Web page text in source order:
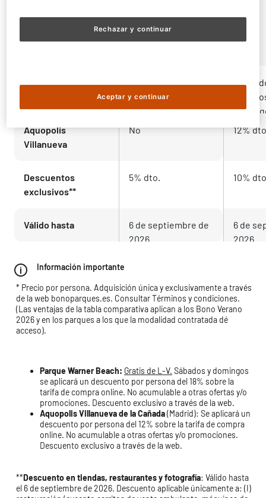
Zoo Aquarium
Atlantis Aquarium
Parque Warner
Aquopolis
Villanueva
Descuentos
exclusivos**
Válido hasta
No
No
5% dto.
6 de septiembre de
2026
12%
10%
6 de
2026
Información importante
* Precio por persona. Adquisición única y exclusivamente a través
de la web bonoparques.es. ConsultarTérminos y condiciones.
(Las ventajas de la tabla comparativa aplican a los Bono Verano
2026 y en los parques a los que la modalidad contratada dé
acceso).
Parque Warner Beach: Gratis de L-V. Sábados y domingos
se aplicará un descuento por persona del 18% sobre la
tarifa de compra online. No acumulable a otras ofertas y/o
promociones. Descuento exclusivo a través de la web.
Aquopolis Villanueva de la Cañada(Madrid): Se aplicará un
descuento por persona del 12% sobre la tarifa de compra
online. No acumulable a otras ofertas y/o promociones.
Descuento exclusivo a través de la web.
**Descuento en tiendas, restaurantes y fotografía: Válido hasta
el 6 de septiembre de 2026. Descuento aplicable únicamente a: (I)
Rechazar y continuar
Aceptar y continuar